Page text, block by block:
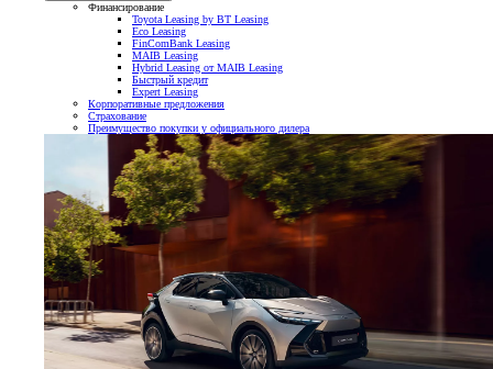
Финансирование
Toyota Leasing by BT Leasing
Eco Leasing
FinComBank Leasing
MAIB Leasing
Hybrid Leasing от MAIB Leasing
Быстрый кредит
Expert Leasing
Корпоративные предложения
Страхование
Преимущество покупки у официального дилера